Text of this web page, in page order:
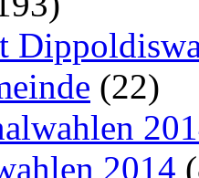
(22)
2014